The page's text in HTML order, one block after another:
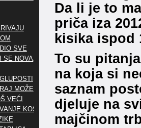
Da li je to
priča iza
kisika ispod
To su
na koja si
saznam
djeluje na
majčinom
SVE
SE NOVA,..
MOŽE
VEĆI
KOSI